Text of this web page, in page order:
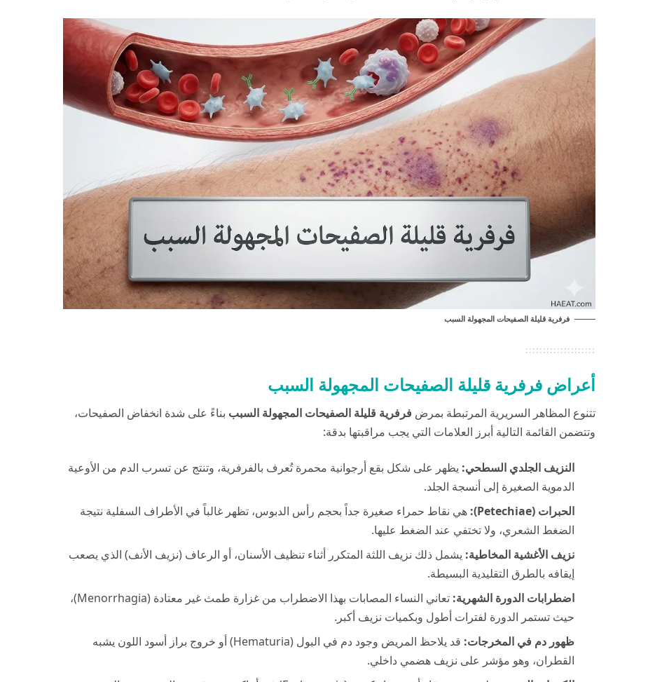
فرفرية قليلة الصفيحات المجهولة السبب
أعراض فرفرية قليلة الصفيحات المجهولة السبب
تتنوع المظاهر السريرية المرتبطة بمرض فرفرية قليلة الصفيحات المجهولة السبب بناءً على شدة انخفاض الصفيحات،
وتتضمن القائمة التالية أبرز العلامات التي يجب مراقبتها بدقة:
النزيف الجلدي السطحي: يظهر على شكل بقع أرجوانية محمرة تُعرف بالفرفرية، وتنتج عن تسرب الدم من الأوعية
الدموية الصغيرة إلى أنسجة الجلد.
الحبرات (Petechiae):
هي نقاط حمراء صغيرة جداً بحجم رأس الدبوس، تظهر غالباً في الأطراف السفلية نتيجة
الضغط الشعري، ولا تختفي عند الضغط عليها.
نزيف الأغشية المخاطية: يشمل ذلك نزيف اللثة المتكرر أثناء تنظيف الأسنان، أو الرعاف (نزيف الأنف) الذي يصعب
إيقافه بالطرق التقليدية البسيطة.
اضطرابات الدورة الشهرية:
تعاني النساء المصابات بهذا الاضطراب من غزارة طمث غير معتادة (Menorrhagia)،
حيث تستمر الدورة لفترات أطول وبكميات نزيف أكبر.
ظهور دم في المخرجات:
قد يلاحظ المريض وجود دم في البول (Hematuria) أو خروج براز أسود اللون يشبه
القطران، وهو مؤشر على نزيف هضمي داخلي.